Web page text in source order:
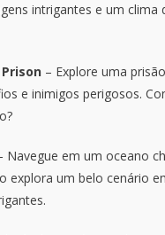
intrigantes e um clima
– Explore uma
e inimigos perigosos.
Navegue em um oceano
explora um belo cenário